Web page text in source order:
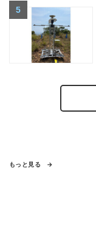
もっと見る